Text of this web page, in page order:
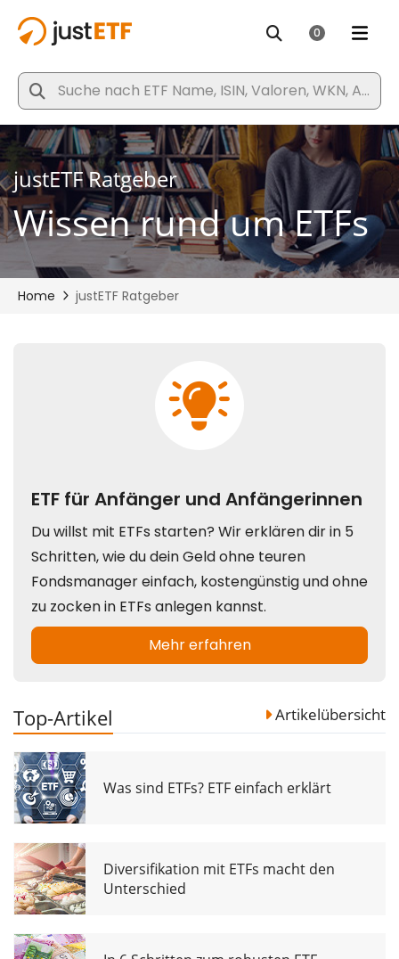
justETF Ratgeber
Wissen rund um ETFs
Top-Artikel Artikelübersicht
Was sind ETFs? ETF einfach erklärt
Diversifikation mit ETFs macht den
Unterschied